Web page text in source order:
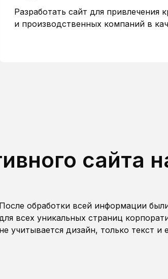
Разработать сайт для
и производственных компаний в
сайта
После обработки всей информации
всех уникальных страниц
не учитывается дизайн, только текст и